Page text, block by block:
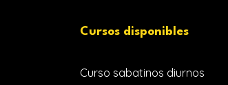
Cursos disponibles
Curso sabatinos diurnos